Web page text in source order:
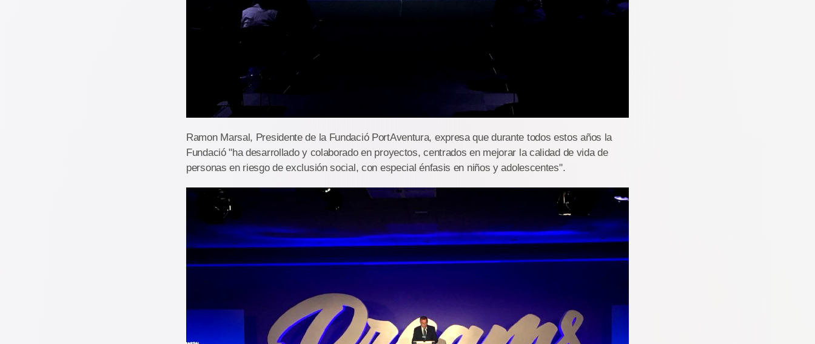
Ramon Marsal, Presidente de la Fundació PortAventura, expresa que durante todos estos años la
Fundació "ha desarrollado y colaborado en proyectos, centrados en mejorar la calidad de vida de
personas en riesgo de exclusión social, con especial énfasis en niños y adolescentes".